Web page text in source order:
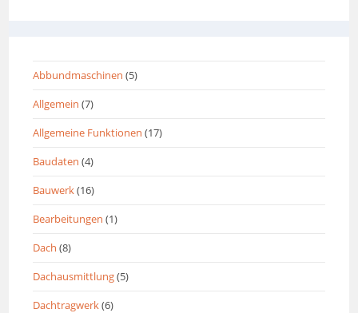
Abbundmaschinen (5)
Allgemein (7)
Allgemeine Funktionen (17)
Baudaten (4)
Bauwerk(16)
Bearbeitungen (1)
Dach (8)
Dachausmittlung(5)
Dachtragwerk(6)